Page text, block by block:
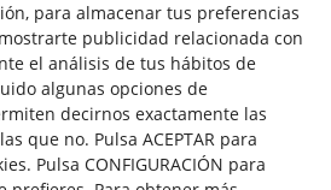
para almacenar tus preferencias
publicidad relacionada con
el análisis de tus hábitos de
algunas opciones de
decirnos exactamente las
que no. Pulsa ACEPTAR para
Pulsa CONFIGURACIÓN para